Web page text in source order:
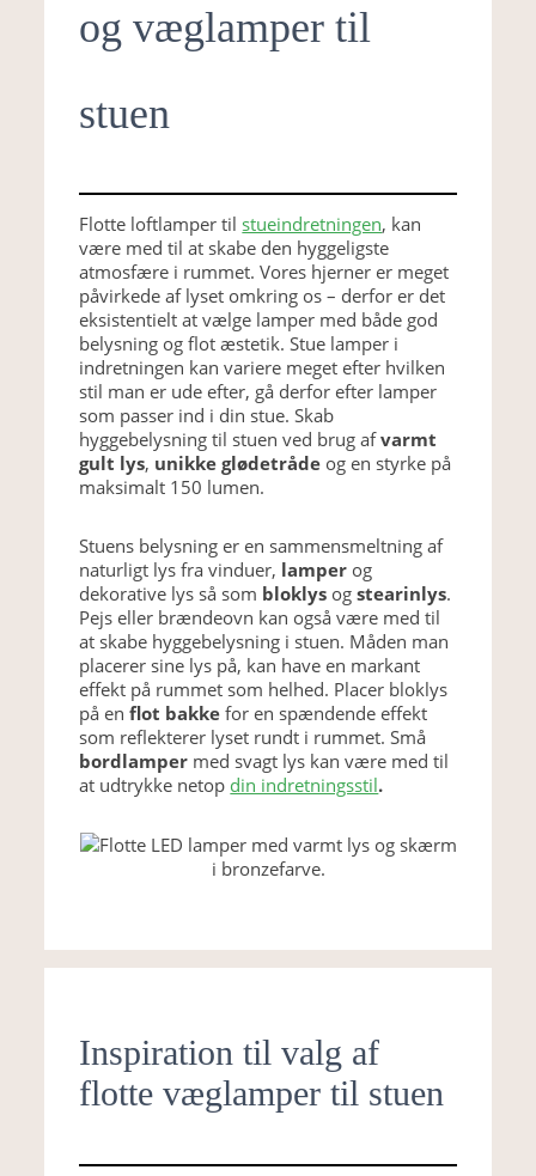
og væglamper til
stuen
Flotte loftlamper tilstueindretningen, kan
være med til at skabe den hyggeligste
atmosfære i rummet. Vores hjerner er meget
påvirkede af lyset omkring os – derfor er det
eksistentielt at vælge lamper med både god
belysning og flot æstetik. Stue lamper i
indretningen kan variere meget efter hvilken
stil man er ude efter, gå derfor efter lamper
som passer ind i din stue. Skab
hyggebelysning til stuen ved brug afvarmt
gult lys, unikke glødetråde og en styrke på
maksimalt 150 lumen.
Stuens belysning er en sammensmeltning af
naturligt lys fra vinduer, lamper og
dekorative lys så som bloklys ogstearinlys.
Pejs eller brændeovn kan også være med til
at skabe hyggebelysning i stuen. Måden man
placerer sine lys på, kan have en markant
effekt på rummet som helhed. Placer bloklys
på enflot bakke for en spændende effekt
som reflekterer lyset rundt i rummet. Små
bordlamper med svagt lys kan være med til
at udtrykke netop din indretningsstil.
Inspiration til valg af
flotte væglamper til stuen